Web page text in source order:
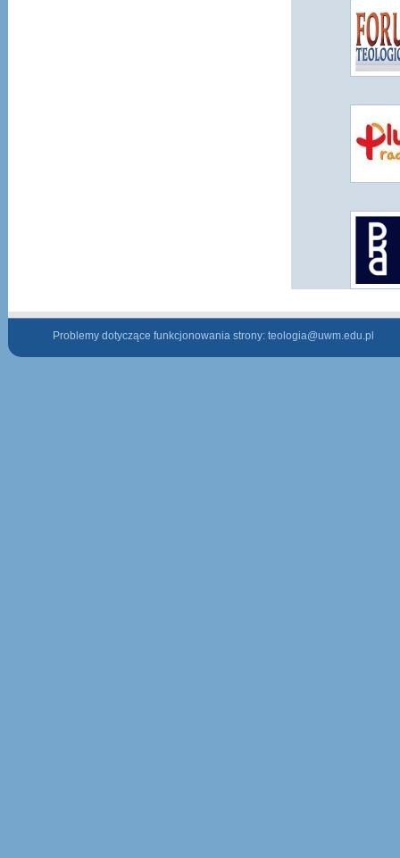
Problemy dotyczące funkcjonowania strony: teologia@uwm.edu.pl